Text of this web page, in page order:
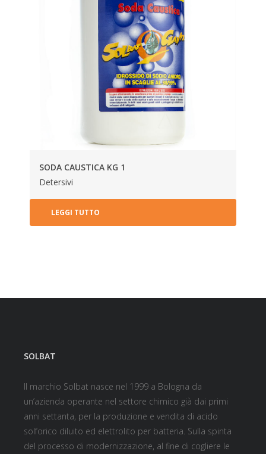
SODA CAUSTICA KG 1
Detersivi
LEGGI TUTTO
SOLBAT
Il marchio Solbat nasce nel 1999 a Bologna da
un’azienda operante nel settore chimico già dai primi
anni settanta, per la produzione e vendita di acido
solforico diluito ed elettrolito per batteria. Sulla spinta
del processo di modernizzazione, al fine di cogliere le